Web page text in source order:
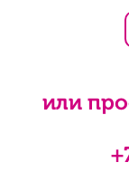
или